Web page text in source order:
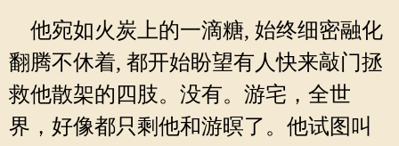
他宛如火炭上的一滴糖, 始终细密融化
翻腾不休着, 都开始盼望有人快来敲门拯
救他散架的四肢。没有。游宅，全世
界，好像都只剩他和游暝了。他试图叫